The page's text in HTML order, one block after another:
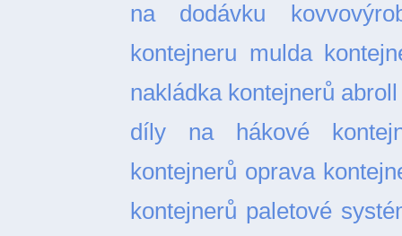
na dodávku
kontejneru mulda
nakládka kontejnerů abroll
díly na hákové
kontejnerů oprava
kontejnerů paletové